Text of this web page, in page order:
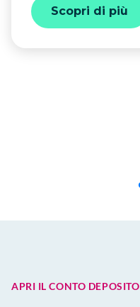
Scopri di più
APRI IL CONTO DEPOSITO